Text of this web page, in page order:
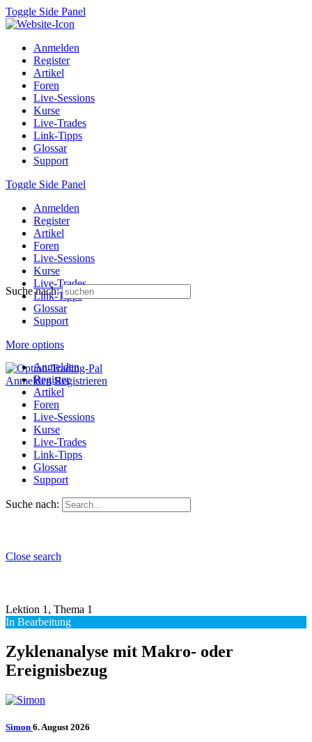
Toggle Side Panel
Anmelden
Register
Artikel
Foren
Live-Sessions
Kurse
Live-Trades
Link-Tipps
Glossar
Support
Toggle Side Panel
Anmelden
Register
Artikel
Foren
Live-Sessions
Kurse
Live-Trades
Link-Tipps
Glossar
Support
More options
Anmelden Registrieren
Suche nach:
Anmelden
Register
Artikel
Foren
Live-Sessions
Kurse
Live-Trades
Link-Tipps
Glossar
Support
Suche nach:
Close search
Lektion 1, Thema 1
In Bearbeitung
Zyklenanalyse mit Makro- oder
Ereignisbezug
Simon 6. August 2026